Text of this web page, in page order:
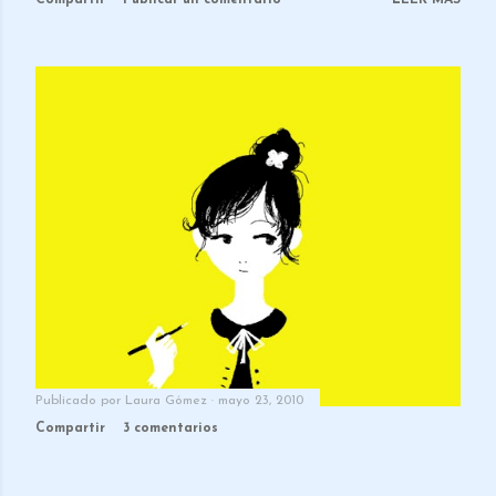
Publicado por Laura Gómez mayo 23, 2010
Compartir 3 comentarios